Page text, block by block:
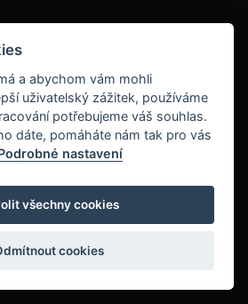
19:00
19:00
14:00a abychom vám mohli
uživatelský zážitek, používáme
potřebujeme váš souhlas.
dáte, pomáháte nám tak pro vás
nastavení
všechny cookies
cookies